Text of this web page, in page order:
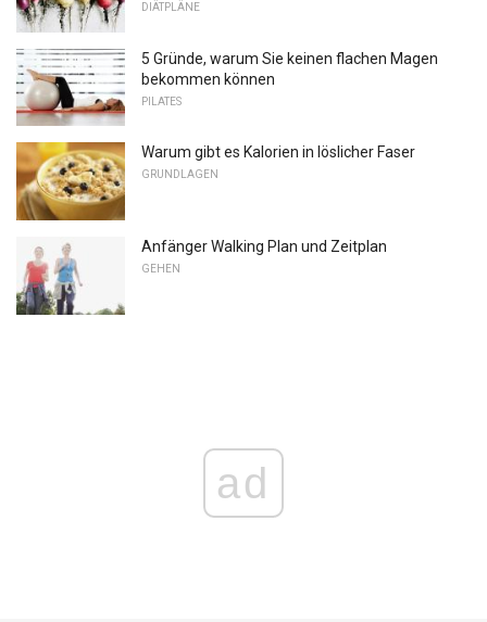
DIÄTPLÄNE
5 Gründe, warum Sie keinen flachen Magen
bekommen können
PILATES
Warum gibt es Kalorien in löslicher Faser
GRUNDLAGEN
Anfänger Walking Plan und Zeitplan
GEHEN
ad